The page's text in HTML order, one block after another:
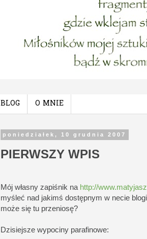
BLOG O MNIE
poniedziałek, 10 grudnia 2007
PIERWSZY WPIS
Mój własny zapiśnik na http://
myśleć nad jakimś dostępnym w necie
może się tu przeniosę?
Dzisiejsze wypociny parafinowe: